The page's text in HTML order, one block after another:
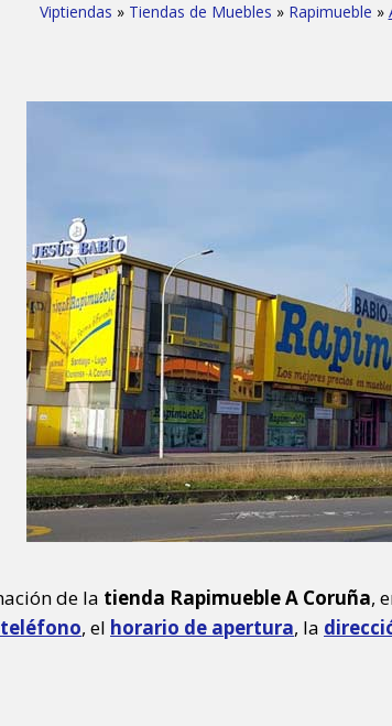
Viptiendas » Tiendas de Muebles » Rapimueble »
de la tienda Rapimueble A Coruña,
, el horario de apertura, la